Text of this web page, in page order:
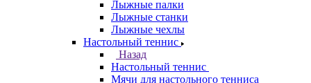
Лыжные палки
Лыжные станки
Лыжные чехлы
Настольный теннис
Назад
Настольный теннис
Мячи для настольного тенниса